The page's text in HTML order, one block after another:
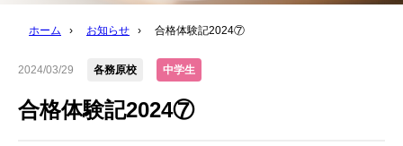
ホーム › お知らせ › 合格体験記2024⑦
2024/03/29 各務原校 中学生
合格体験記2024⑦